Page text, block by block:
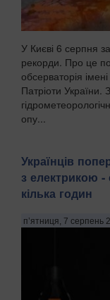
У Києві 6 серпня
рекорди. Про це
обсерваторія
Патріоти України.
опу...
Українців
з електрикою
кілька годин
п’ятниця, 7 серпень